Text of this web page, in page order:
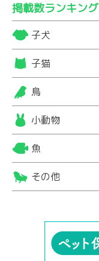
掲載数ランキング
子犬
子猫
鳥
小動物
魚
その他